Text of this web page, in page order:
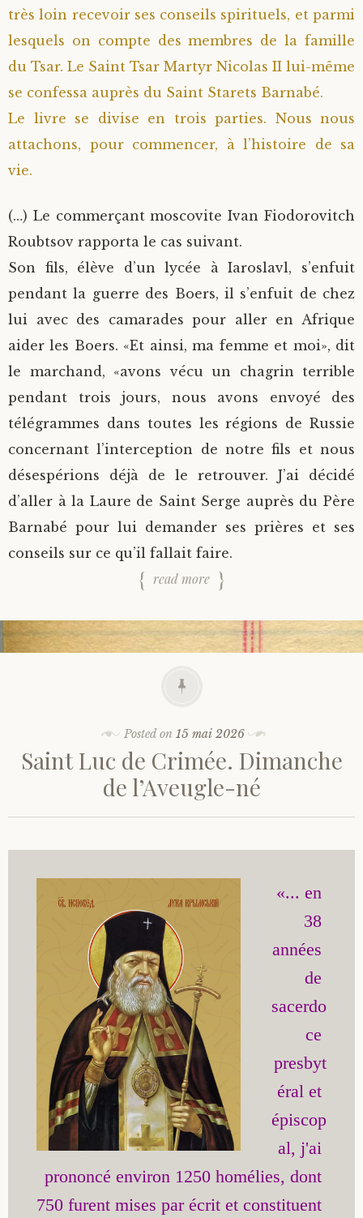
très loin recevoir ses conseils spirituels, et parmi
lesquels on compte des membres de la famille
du Tsar. Le Saint Tsar Martyr Nicolas II lui-même
se confessa auprès du Saint Starets Barnabé.
Le livre se divise en trois parties. Nous nous
attachons, pour commencer, à l’histoire de sa
vie.
(…) Le commerçant moscovite Ivan Fiodorovitch
Roubtsov rapporta le cas suivant.
Son fils, élève d’un lycée à Iaroslavl, s’enfuit
pendant la guerre des Boers, il s’enfuit de chez
lui avec des camarades pour aller en Afrique
aider les Boers. «Et ainsi, ma femme et moi», dit
le marchand, «avons vécu un chagrin terrible
pendant trois jours, nous avons envoyé des
télégrammes dans toutes les régions de Russie
concernant l’interception de notre fils et nous
désespérions déjà de le retrouver. J’ai décidé
d’aller à la Laure de Saint Serge auprès du Père
Barnabé pour lui demander ses prières et ses
conseils sur ce qu’il fallait faire.
read more
Posted on 15 mai 2026
Saint Luc de Crimée. Dimanche
de l’Aveugle-né
«... en
38
années
de
sacerdo
ce
presbyt
éral et
épiscop
al, j'ai
prononcé environ 1250 homélies, dont
750 furent mises par écrit et constituent